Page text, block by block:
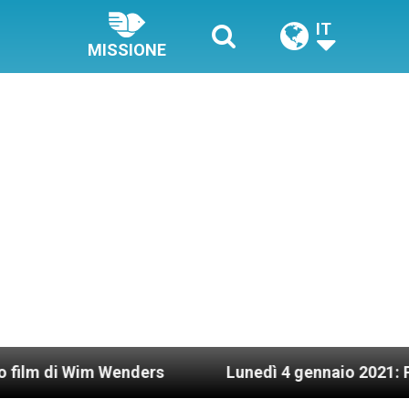
MISSIONE
IT
Lunedì 4 gennaio 2021: Possesso